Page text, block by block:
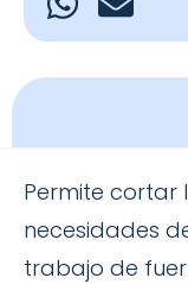
Permite
necesidades
trabajo de